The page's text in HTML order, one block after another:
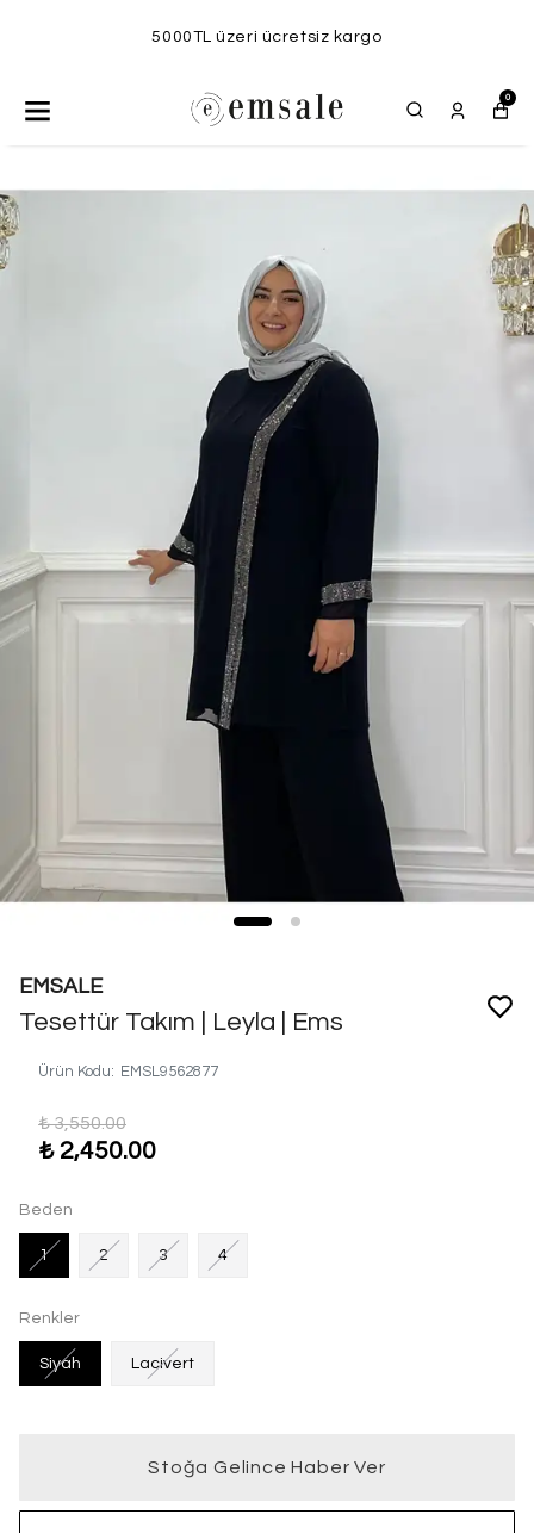
5000TL üzeri ücretsiz kargo
0
EMSALE
Tesettür Takım | Leyla | Ems
Ürün Kodu: EMSL9562877
₺ 3,550.00
₺ 2,450.00
Beden
1 2 3 4
Renkler
Siyah Lacivert
Stoğa Gelince Haber Ver